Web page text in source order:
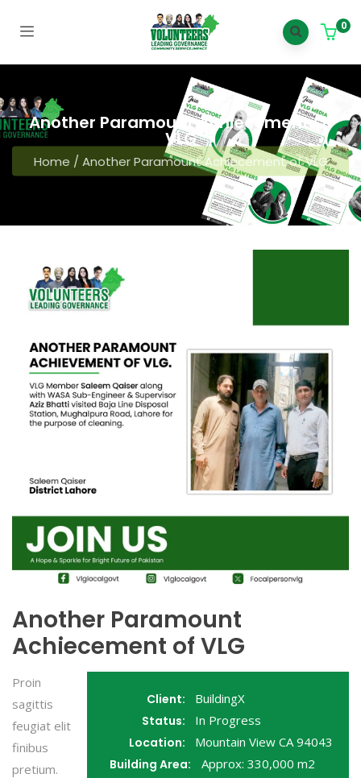
0
Another Paramount Achiecement Of
VLG
Home / Another Paramount Achiecement of VLG
Another Paramount
Achiecement of VLG
Client:
BuildingX
Status:
In Progress
Location:
Mountain View CA 94043
Building Area:
Approx: 330,000 m2
Proin
sagittis
feugiat elit
finibus
pretium.